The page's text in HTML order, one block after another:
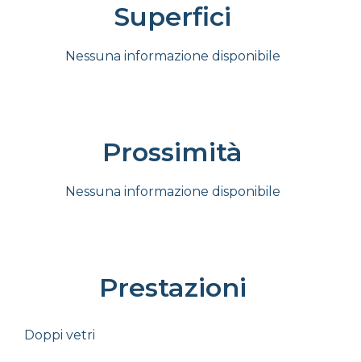
Superfici
Nessuna informazione disponibile
Prossimità
Nessuna informazione disponibile
Prestazioni
Doppi vetri